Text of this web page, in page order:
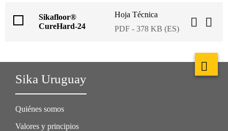
Sikafloor®
CureHard-24
Hoja Técnica
PDF - 378 KB (ES)
Sika Uruguay
Quiénes somos
Valores y principios